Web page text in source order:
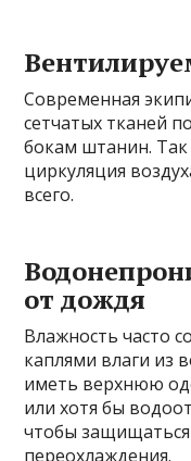
Современная
сетчатых тканей
бокам штанин. Так
циркуляция
всего.
от дождя
Влажность часто
каплями влаги из
иметь верхнюю
или хотя бы
чтобы
переохлаждения.